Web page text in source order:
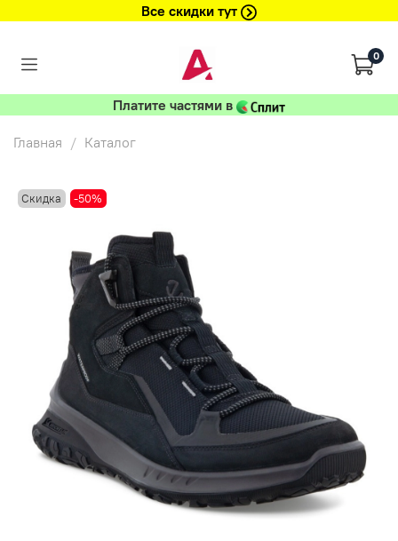
Все скидки тут
0
Платите частями в
Главная Каталог
Скидка -50%